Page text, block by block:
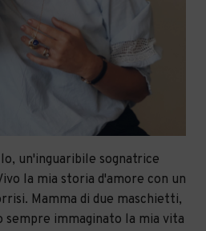
un'inguaribile sognatrice
la mia storia d'amore con un
Mamma di due maschietti,
sempre immaginato la mia vita